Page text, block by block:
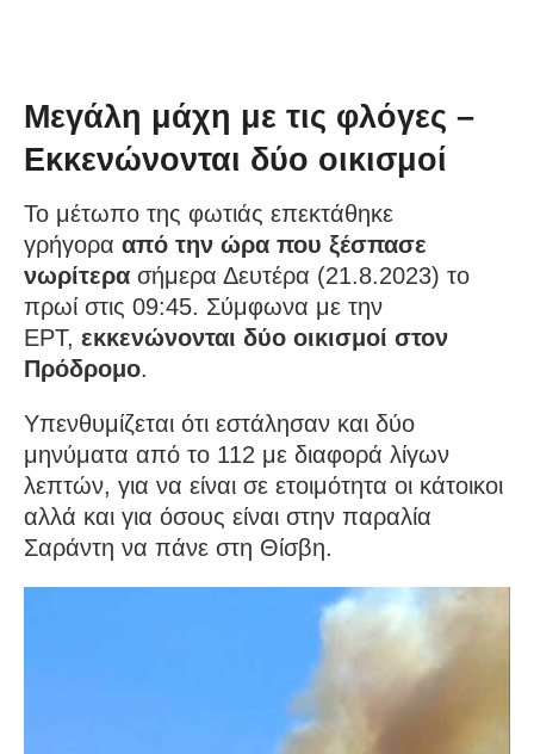
Μεγάλη μάχη με τις φλόγες –
Εκκενώνονται δύο οικισμοί
Το μέτωπο της φωτιάς επεκτάθηκε
γρήγορα από την ώρα που ξέσπασε
νωρίτερα σήμερα Δευτέρα (21.8.2023) το
πρωί στις 09:45. Σύμφωνα με την
ΕΡΤ, εκκενώνονται δύο οικισμοί στον
Πρόδρομο.
Υπενθυμίζεται ότι εστάλησαν και δύο
μηνύματα από το 112 με διαφορά λίγων
λεπτών, για να είναι σε ετοιμότητα οι κάτοικοι
αλλά και για όσους είναι στην παραλία
Σαράντη να πάνε στη Θίσβη.